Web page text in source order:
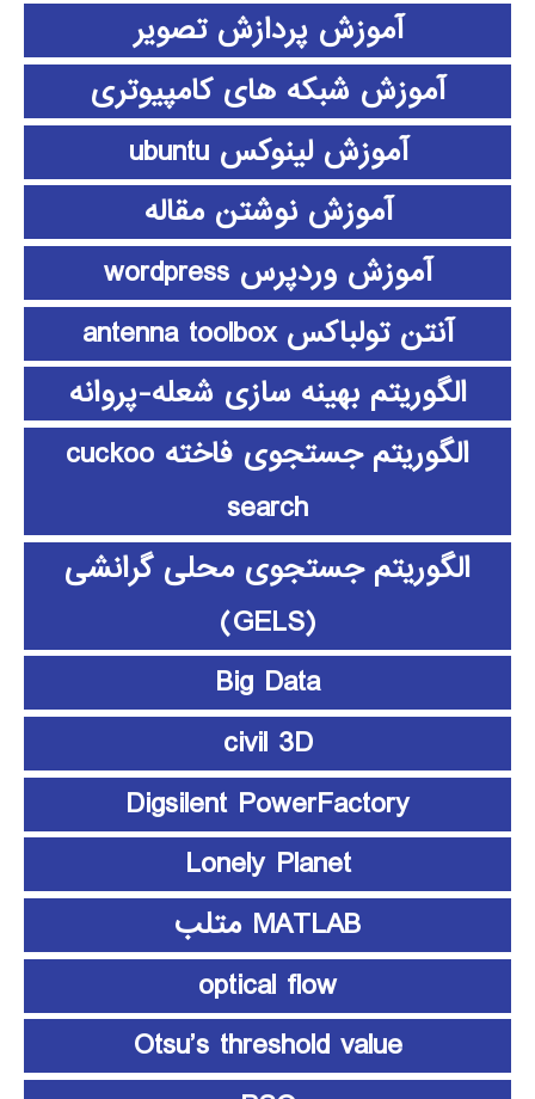
آموزش پردازش تصویر
آموزش شبکه های کامپیوتری
آموزش لینوکس ubuntu
آموزش نوشتن مقاله
آموزش وردپرس wordpress
آنتن تولباکس antenna toolbox
الگوریتم بهینه سازی شعله-پروانه
الگوریتم جستجوی فاخته cuckoo
search
الگوریتم جستجوی محلی گرانشی
(GELS)
Big Data
civil 3D
Digsilent PowerFactory
Lonely Planet
MATLAB متلب
optical flow
Otsu’s threshold value